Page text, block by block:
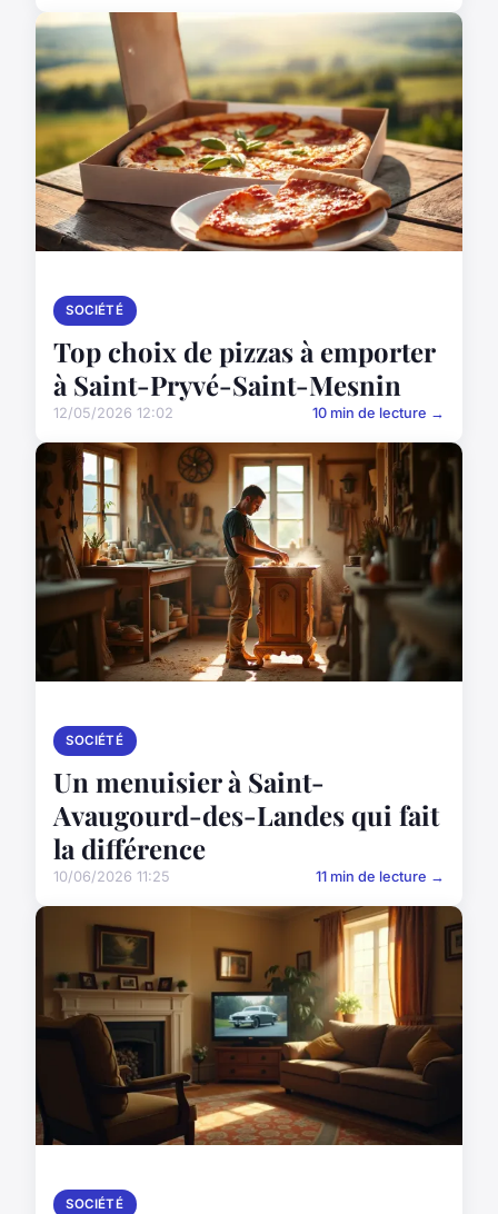
SOCIÉTÉ
Top choix de pizzas à emporter
à Saint-Pryvé-Saint-Mesnin
12/05/2026 12:02 10 min de lecture →
SOCIÉTÉ
Un menuisier à Saint-
Avaugourd-des-Landes qui fait
la différence
10/06/2026 11:25 11 min de lecture →
SOCIÉTÉ